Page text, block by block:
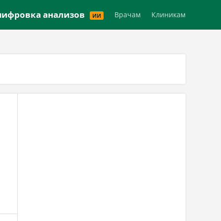
анализов ИИ Врачам Клиникам